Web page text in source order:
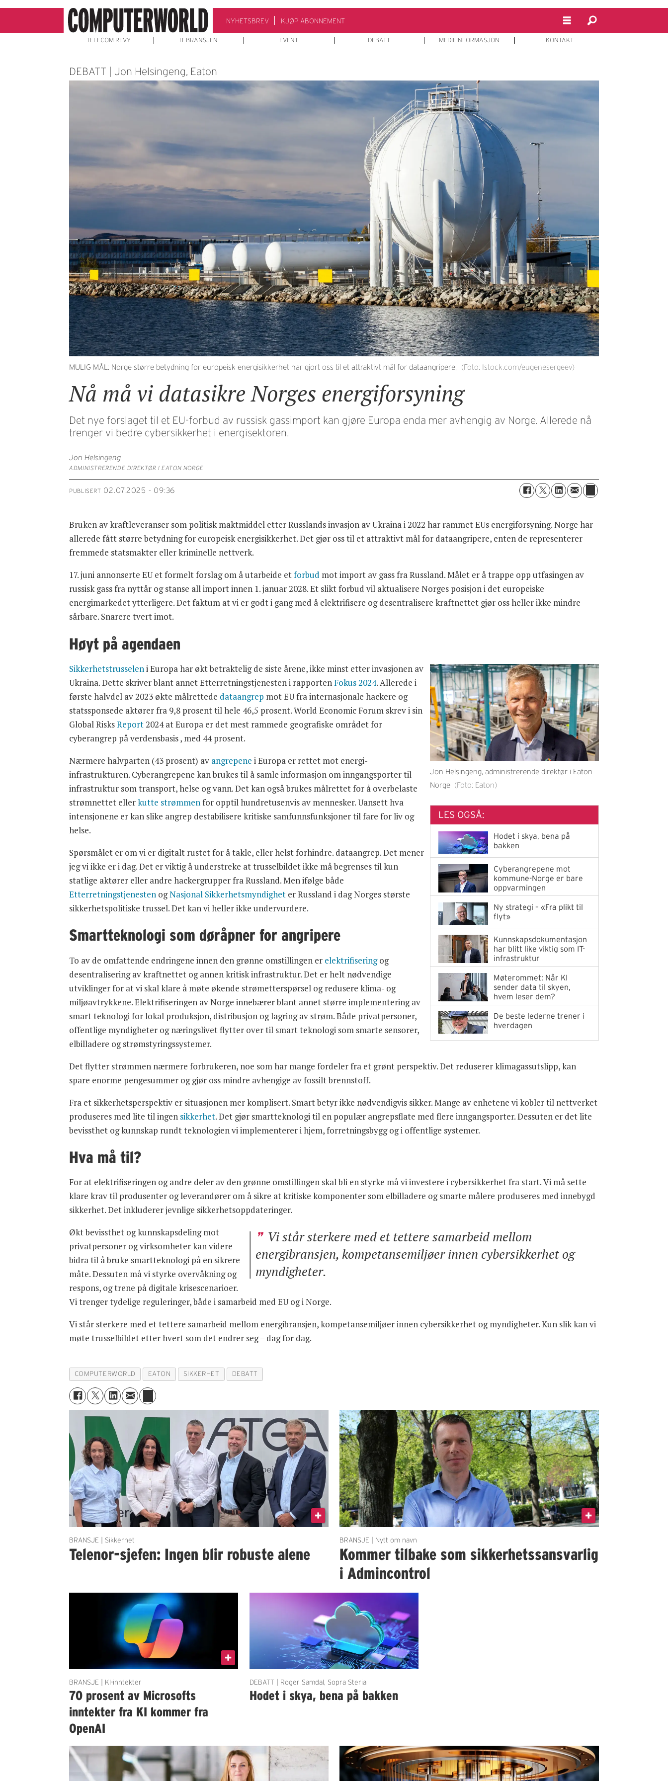
NYHETSBREV KJØP ABONNEMENT
TELECOM REVY IT-BRANSJEN EVENT DEBATT MEDIEINFORMASJON KONTAKT
DEBATT | Jon Helsingeng, Eaton
MULIG MÅL: Norge større betydning for europeisk energisikkerhet har gjort oss til et attraktivt mål for dataangripere, (Foto: Istock.com/eugenesergeev)
Nå må vi datasikre Norges energiforsyning
Det nye forslaget til et EU-forbud av russisk gassimport kan gjøre Europa enda mer avhengig av Norge. Allerede nå
trenger vi bedre cybersikkerhet i energisektoren.
Jon Helsingeng
ADMINISTRERENDE DIREKTØR I EATON NORGE
PUBLISERT 02.07.2025 - 09:36
Bruken av kraftleveranser som politisk maktmiddel etter Russlands invasjon av Ukraina i 2022 har rammet EUs energiforsyning. Norge har
allerede fått større betydning for europeisk energisikkerhet. Det gjør oss til et attraktivt mål for dataangripere, enten de representerer
fremmede statsmakter eller kriminelle nettverk.
17. juni annonserte EU et formelt forslag om å utarbeide etforbud mot import av gass fra Russland. Målet er å trappe opp utfasingen av
russisk gass fra nyttår og stanse all import innen 1. januar 2028. Et slikt forbud vil aktualisere Norges posisjon i det europeiske
energimarkedet ytterligere. Det faktum at vi er godt i gang med å elektrifisere og desentralisere kraftnettet gjør oss heller ikke mindre
sårbare. Snarere tvert imot.
Høyt på agendaen
Jon Helsingeng, administrerende direktør i Eaton
Norge (Foto: Eaton)
Sikkerhetstrusseleni Europa har økt betraktelig de siste årene, ikke minst etter invasjonen av
Ukraina. Dette skriver blant annet Etterretningstjenesten i rapportenFokus 2024. Allerede i
første halvdel av 2023 økte målrettede dataangrep mot EU fra internasjonale hackere og
statssponsede aktører fra 9,8 prosent til hele 46,5 prosent. World Economic Forum skrev i sin
Global RisksReport2024 at Europa er det mest rammede geografiske området for
cyberangrep på verdensbasis , med 44 prosent.
LES OGSÅ:
Hodet i skya, bena på
bakken
Cyberangrepene mot
kommune-Norge er bare
oppvarmingen
Ny strategi – «Fra plikt til
flyt»
Kunnskapsdokumentasjon
har blitt like viktig som IT-
infrastruktur
Møterommet: Når KI
sender data til skyen,
hvem leser dem?
De beste lederne trener i
hverdagen
Nærmere halvparten (43 prosent) av angrepene i Europa er rettet mot energi-
infrastrukturen. Cyberangrepene kan brukes til å samle informasjon om inngangsporter til
infrastruktur som transport, helse og vann. Det kan også brukes målrettet for å overbelaste
strømnettet ellerkutte strømmenfor opptil hundretusenvis av mennesker. Uansett hva
intensjonene er kan slike angrep destabilisere kritiske samfunnsfunksjoner til fare for liv og
helse.
Spørsmålet er om vi er digitalt rustet for å takle, eller helst forhindre. dataangrep. Det mener
jeg vi ikke er i dag. Det er viktig å understreke at trusselbildet ikke må begrenses til kun
statlige aktører eller andre hackergrupper fra Russland. Men ifølge både
Etterretningstjenesten ogNasjonal Sikkerhetsmyndighet er Russland i dag Norges største
sikkerhetspolitiske trussel. Det kan vi heller ikke undervurdere.
Smartteknologi som døråpner for angripere
To av de omfattende endringene innen den grønne omstillingen er elektrifiseringog
desentralisering av kraftnettet og annen kritisk infrastruktur. Det er helt nødvendige
utviklinger for at vi skal klare å møte økende strømetterspørsel og redusere klima- og
miljøavtrykkene. Elektrifiseringen av Norge innebærer blant annet større implementering av
smart teknologi for lokal produksjon, distribusjon og lagring av strøm. Både privatpersoner,
offentlige myndigheter og næringslivet flytter over til smart teknologi som smarte sensorer,
elbilladere og strømstyringssystemer.
Det flytter strømmen nærmere forbrukeren, noe som har mange fordeler fra et grønt perspektiv. Det reduserer klimagassutslipp, kan
spare enorme pengesummer og gjør oss mindre avhengige av fossilt brennstoff.
Fra et sikkerhetsperspektiv er situasjonen mer komplisert. Smart betyr ikke nødvendigvis sikker. Mange av enhetene vi kobler til nettverket
produseres med lite til ingen sikkerhet. Det gjør smartteknologi til en populær angrepsflate med flere inngangsporter. Dessuten er det lite
bevissthet og kunnskap rundt teknologien vi implementerer i hjem, forretningsbygg og i offentlige systemer.
Hva må til?
For at elektrifiseringen og andre deler av den grønne omstillingen skal bli en styrke må vi investere i cybersikkerhet fra start. Vi må sette
klare krav til produsenter og leverandører om å sikre at kritiske komponenter som elbilladere og smarte målere produseres med innebygd
sikkerhet. Det inkluderer jevnlige sikkerhetsoppdateringer.
Vi står sterkere med et tettere samarbeid mellom
energibransjen, kompetansemiljøer innen cybersikkerhet og
myndigheter.
Økt bevissthet og kunnskapsdeling mot
privatpersoner og virksomheter kan videre
bidra til å bruke smartteknologi på en sikrere
måte. Dessuten må vi styrke overvåkning og
respons, og trene på digitale krisescenarioer.
Vi trenger tydelige reguleringer, både i samarbeid med EU og i Norge.
Vi står sterkere med et tettere samarbeid mellom energibransjen, kompetansemiljøer innen cybersikkerhet og myndigheter. Kun slik kan vi
møte trusselbildet etter hvert som det endrer seg – dag for dag.
COMPUTERWORLD EATON SIKKERHET DEBATT
BRANSJE | Sikkerhet
Telenor-sjefen: Ingen blir robuste alene
BRANSJE | Nytt om navn
Kommer tilbake som sikkerhetssansvarlig
i Admincontrol
BRANSJE | KI-inntekter
70 prosent av Microsofts
inntekter fra KI kommer fra
OpenAI
DEBATT | Roger Samdal, Sopra Steria
Hodet i skya, bena på bakken